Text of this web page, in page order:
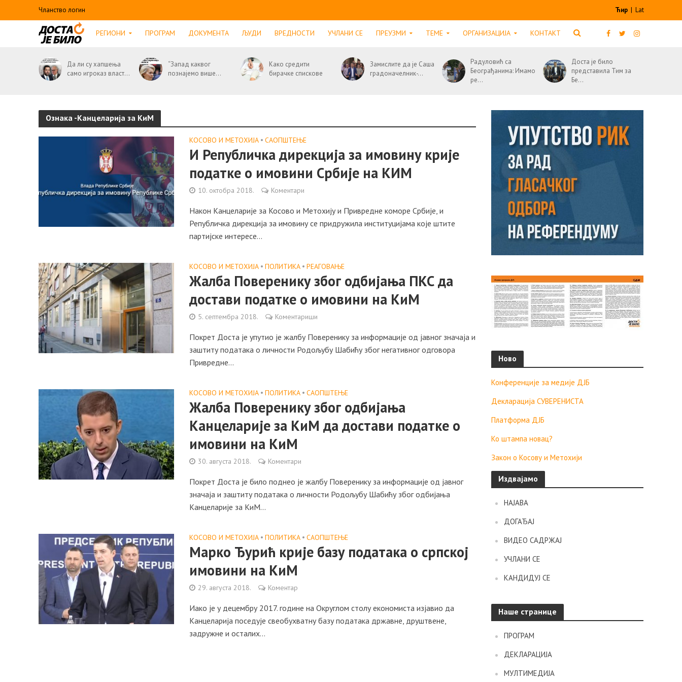
Чланство логин Ћир | Lat
РЕГИОНИ ПРОГРАМ ДОКУМЕНТА ЉУДИ ВРЕДНОСТИ УЧЛАНИ СЕ ПРЕУЗМИ ТЕМЕ ОРГАНИЗАЦИЈА КОНТАКТ
Да ли су хапшења
само игроказ власт...
“Запад каквог
познајемо више...
Како средити
бирачке спискове
Замислите да је Саша
градоначелник-...
Радуловић са
Београђанима: Имамо
ре...
Доста је било
представила Тим за
Бе...
Ознака -Канцеларија за КиМ
КОСОВО И МЕТОХИЈА • САОПШТЕЊE
И Републичка дирекција за имовину крије
податке о имовини Србије на КИМ
10. октобра 2018. Коментари
Након Канцеларије за Косово и Метохију и Привредне коморе Србије, и
Републичка дирекција за имовину се придружила институцијама које штите
партијске интересе...
КОСОВО И МЕТОХИЈА • ПОЛИТИКА • РЕАГОВАЊЕ
Жалба Поверенику због одбијања ПКС да
достави податке о имовини на КиМ
5. септембра 2018. Коментариши
Покрет Доста је упутио је жалбу Пoверенику за информације од јавног значаја и
заштиту података о личности Родољубу Шабићу због негативног одговора
Привредне...
КОСОВО И МЕТОХИЈА • ПОЛИТИКА • САОПШТЕЊE
Жалба Поверенику због одбијања
Канцеларије за КиМ да достави податке о
имовини на КиМ
30. августа 2018. Коментари
Покрет Доста је било поднео је жалбу Поверенику за информације од јавног
значаја и заштиту података о личности Родољубу Шабићу због одбијања
Канцеларије за КиМ...
КОСОВО И МЕТОХИЈА • ПОЛИТИКА • САОПШТЕЊE
Марко Ђурић крије базу података о српској
имовини на КиМ
29. августа 2018. Коментар
Иако је у децембру 2017. године на Округлом столу економиста изјавио да
Канцеларија поседује свеобухватну базу података државне, друштвене,
задружне и осталих...
Ново
Конференције за медије ДЈБ
Декларација СУВЕРЕНИСТА
Платформа ДЈБ
Ко штампа новац?
Закон о Косову и Метохији
Издвајамо
НАЈАВА
ДОГАЂАЈ
ВИДЕО САДРЖАЈ
УЧЛАНИ СЕ
КАНДИДУЈ СЕ
Наше странице
ПРОГРАМ
ДЕКЛАРАЦИЈА
МУЛТИМЕДИЈА